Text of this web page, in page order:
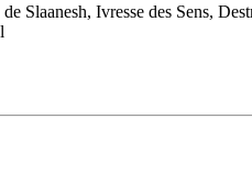
Slaanesh, Ivresse des Sens,